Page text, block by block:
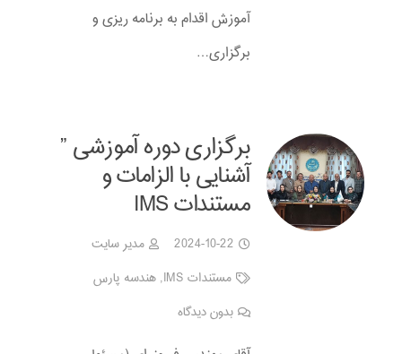
آموزش اقدام به برنامه ریزی و
برگزاری…
برگزاری دوره آموزشی ”
آشنایی با الزامات و
مستندات IMS
2024-10-22
مدیر سایت
مستندات IMS
,هندسه پارس
بدون دیدگاه